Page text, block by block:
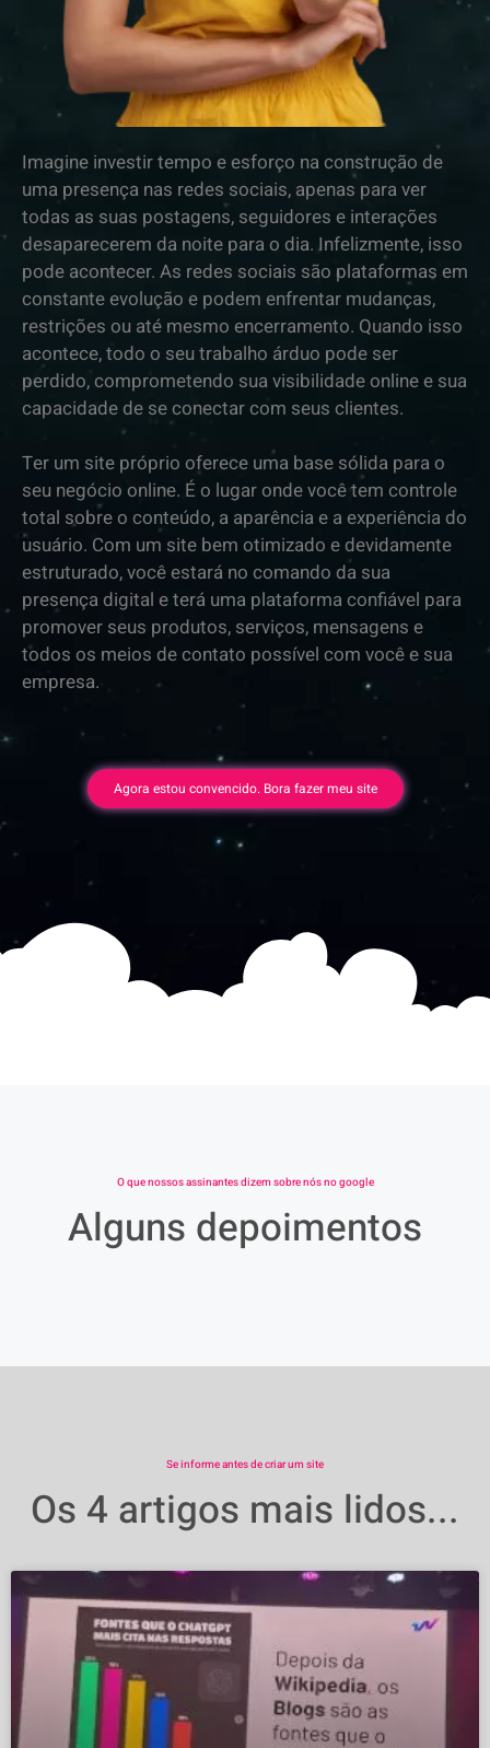
Imagine investir tempo e esforço na construção de
uma presença nas redes sociais, apenas para ver
todas as suas postagens, seguidores e interações
desaparecerem da noite para o dia. Infelizmente, isso
pode acontecer. As redes sociais são plataformas em
constante evolução e podem enfrentar mudanças,
restrições ou até mesmo encerramento. Quando isso
acontece, todo o seu trabalho árduo pode ser
perdido, comprometendo sua visibilidade online e sua
capacidade de se conectar com seus clientes.
Ter um site próprio oferece uma base sólida para o
seu negócio online. É o lugar onde você tem controle
total sobre o conteúdo, a aparência e a experiência do
usuário. Com um site bem otimizado e devidamente
estruturado, você estará no comando da sua
presença digital e terá uma plataforma confiável para
promover seus produtos, serviços, mensagens e
todos os meios de contato possível com você e sua
empresa.
Agora estou convencido. Bora fazer meu site
O que nossos assinantes dizem sobre nós no google
Alguns depoimentos
Se informe antes de criar um site
Os 4 artigos mais lidos...